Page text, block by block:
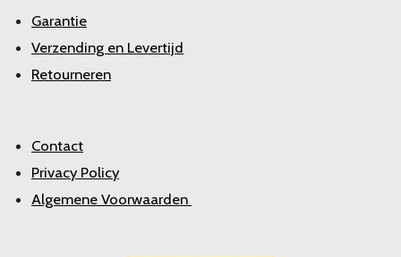
Garantie
Verzending en Levertijd
Retourneren
Contact
Privacy Policy
Algemene Voorwaarden